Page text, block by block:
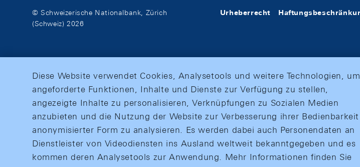
© Schweizerische Nationalbank, Zürich
(Schweiz) 2026
Urheberrecht
Diese Website verwendet Cookies, Analysetools und weitere Technologien, um
angeforderte Funktionen, Inhalte und Dienste zur Verfügung zu stellen,
angezeigte Inhalte zu personalisieren, Verknüpfungen zu Sozialen Medien
anzubieten und die Nutzung der Website zur Verbesserung ihrer
anonymisierter Form zu analysieren. Es werden dabei auch Personendaten an
Dienstleister von Videodiensten ins Ausland weltweit bekanntgegeben und es
kommen deren Analysetools zur Anwendung. Mehr Informationen finden Sie